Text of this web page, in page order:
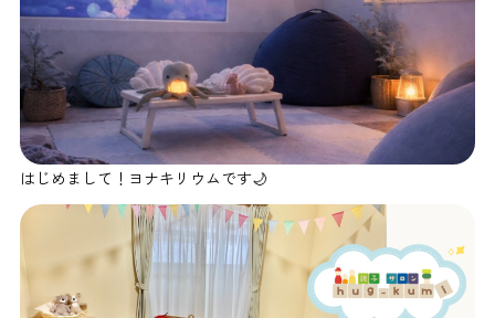
はじめまして！ヨナキリウムです🌙